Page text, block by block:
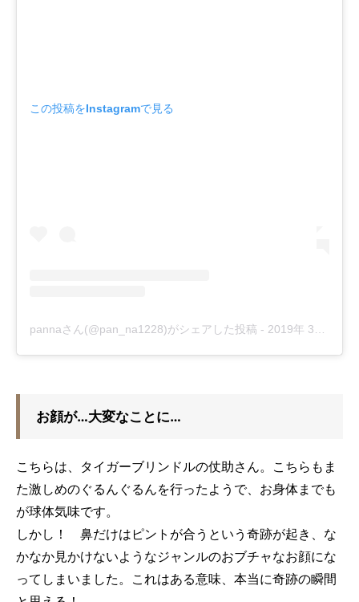
この投稿をInstagramで見る
pannaさん(@pan_na1228)がシェアした投稿 - 2019年 3月月19日午後9時43分PDT
お顔が…大変なことに…
こちらは、タイガーブリンドルの仗助さん。こちらもま
た激しめのぐるんぐるんを行ったようで、お身体までも
が球体気味です。
しかし！ 鼻だけはピントが合うという奇跡が起き、な
かなか見かけないようなジャンルのおブチャなお顔にな
ってしまいました。これはある意味、本当に奇跡の瞬間